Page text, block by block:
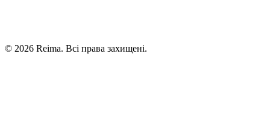
© 2026 Reima. Всі права захищені.